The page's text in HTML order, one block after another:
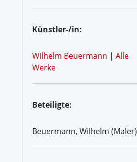
Künstler-/in:
Wilhelm Beuermann | Alle
Werke
Beteiligte:
Beuermann, Wilhelm (Maler)